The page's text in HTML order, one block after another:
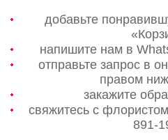
добавьте
напишите нам в
отправьте запрос в
правом
закажите
свяжитесь с
891-